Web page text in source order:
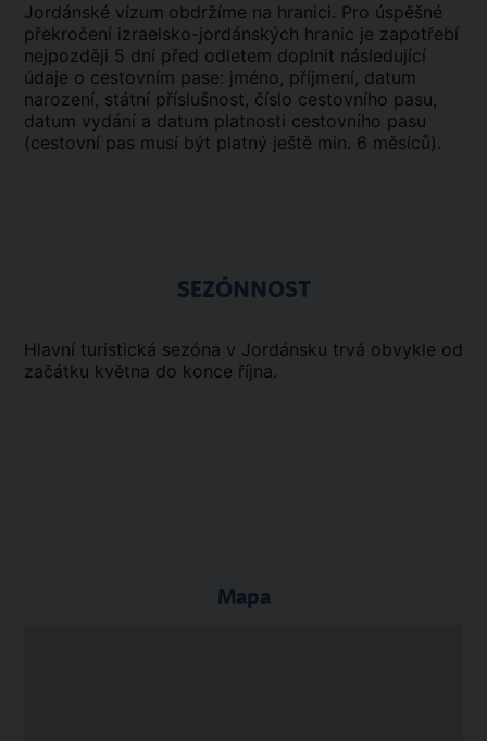
Jordánské vízum obdržíme na hranici. Pro úspěšné
překročení izraelsko-jordánských hranic je zapotřebí
nejpozději 5 dní před odletem doplnit následující
údaje o cestovním pase: jméno, příjmení, datum
narození, státní příslušnost, číslo cestovního pasu,
datum vydání a datum platnosti cestovního pasu
(cestovní pas musí být platný ještě min. 6 měsíců).
SEZÓNNOST
Hlavní turistická sezóna v Jordánsku trvá obvykle od
začátku května do konce října.
Mapa